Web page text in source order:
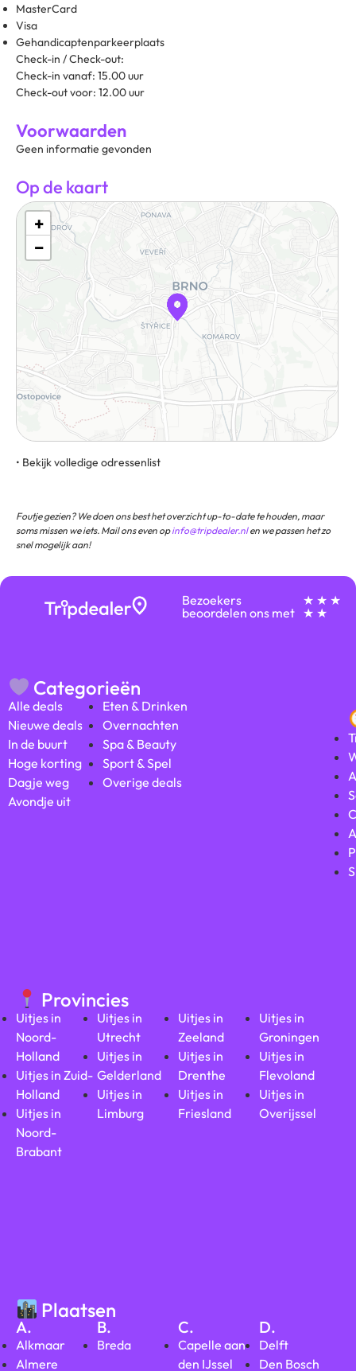
MasterCard
Visa
Gehandicaptenparkeerplaats
Check-in / Check-out:
Check-in vanaf: 15.00 uur
Check-out voor: 12.00 uur
Voorwaarden
Geen informatie gevonden
Op de kaart
+
−
• Bekijk volledige odressenlist
Foutje gezien? We doen ons best het overzicht up-to-date te houden, maar
soms missen we iets. Mail ons even opinfo@tripdealer.nlen we passen het zo
snel mogelijk aan!
Bezoekers
beoordelen ons met
★ ★ ★
★ ★
Categorieën
Alle deals
Nieuwe deals
In de buurt
Hoge korting
Dagje weg
Avondje uit
Eten & Drinken
Overnachten
Spa & Beauty
Sport & Spel
Overige deals
Provincies
Uitjes in
Noord-
Holland
Uitjes in Zuid-
Holland
Uitjes in
Noord-
Brabant
Uitjes in
Utrecht
Uitjes in
Gelderland
Uitjes in
Limburg
Uitjes in
Zeeland
Uitjes in
Drenthe
Uitjes in
Friesland
Uitjes in
Groningen
Uitjes in
Flevoland
Uitjes in
Overijssel
Plaatsen
A.
Alkmaar
Almere
B.
Breda
C.
Capelle aan
den IJssel
D.
Delft
Den Bosch